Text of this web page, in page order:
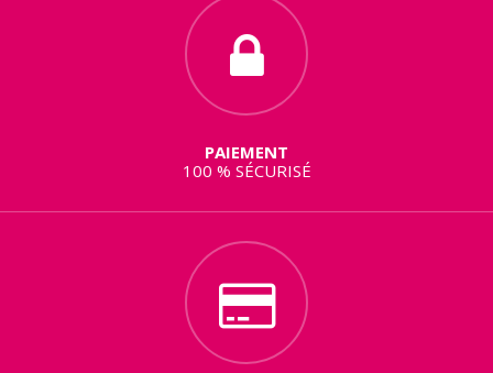
PAIEMENT
100 % SÉCURISÉ